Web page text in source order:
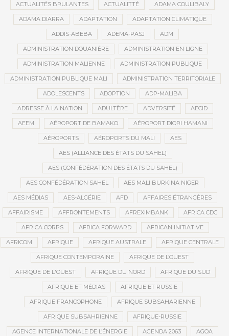
ACTUALITÉS BRULANTES ACTUALITTÉ ADAMA COULIBALY
ADAMA DIARRA ADAPTATION ADAPTATION CLIMATIQUE
ADDIS-ABEBA ADEMA-PASJ ADM
ADMINISTRATION DOUANIÈRE ADMINISTRATION EN LIGNE
ADMINISTRATION MALIENNE ADMINISTRATION PUBLIQUE
ADMINISTRATION PUBLIQUE MALI ADMINISTRATION TERRITORIALE
ADOLESCENTS ADOPTION ADP-MALIBA
ADRESSE À LA NATION ADULTÈRE ADVERSITÉ AECID
AEEM AÉROPORT DE BAMAKO AÉROPORT DIORI HAMANI
AÉROPORTS AÉROPORTS DU MALI AES
AES (ALLIANCE DES ÉTATS DU SAHEL)
AES (CONFÉDÉRATION DES ÉTATS DU SAHEL)
AES CONFÉDÉRATION SAHEL AES MALI BURKINA NIGER
AES MÉDIAS AES-ALGÉRIE AFD AFFAIRES ÉTRANGÈRES
AFFAIRISME AFFRONTEMENTS AFREXIMBANK AFRICA CDC
AFRICA CORPS AFRICA FORWARD AFRICAN INITIATIVE
AFRICOM AFRIQUE AFRIQUE AUSTRALE AFRIQUE CENTRALE
AFRIQUE CONTEMPORAINE AFRIQUE DE L’OUEST
AFRIQUE DE L'OUEST AFRIQUE DU NORD AFRIQUE DU SUD
AFRIQUE ET MÉDIAS AFRIQUE ET RUSSIE
AFRIQUE FRANCOPHONE AFRIQUE SUBSAHARIENNE
AFRIQUE SUBSAHRIENNE AFRIQUE-RUSSIE
AGENCE INTERNATIONALE DE L’ÉNERGIE AGENDA 2063 AGOA